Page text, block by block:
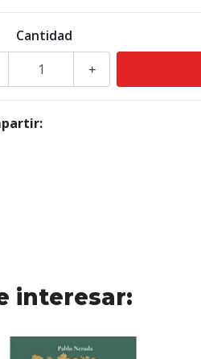
Cantidad
+
interesar: